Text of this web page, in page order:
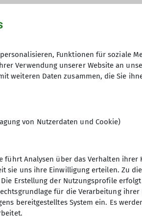
Infos
Funktionen für soziale
Verwendung unserer Website an
weiteren Daten zusammen, die Sie
von Nutzerdaten und Cookie)
führt Analysen über das Verhalten
sie uns ihre Einwilligung erteilen. Zu
Erstellung der Nutzungsprofile
für die Verarbeitung
bereitgestelltes System ein. Es